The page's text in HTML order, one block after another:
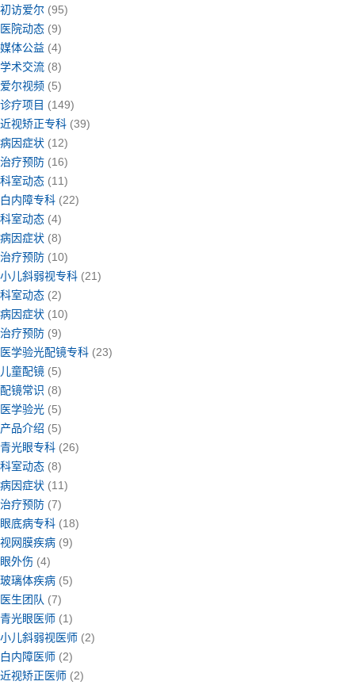
初访爱尔 (95)
医院动态 (9)
媒体公益 (4)
学术交流 (8)
爱尔视频 (5)
诊疗项目 (149)
近视矫正专科 (39)
病因症状 (12)
治疗预防 (16)
科室动态 (11)
白内障专科 (22)
科室动态 (4)
病因症状 (8)
治疗预防 (10)
小儿斜弱视专科 (21)
科室动态 (2)
病因症状 (10)
治疗预防 (9)
医学验光配镜专科 (23)
儿童配镜 (5)
配镜常识 (8)
医学验光 (5)
产品介绍 (5)
青光眼专科 (26)
科室动态 (8)
病因症状 (11)
治疗预防 (7)
眼底病专科 (18)
视网膜疾病 (9)
眼外伤 (4)
玻璃体疾病 (5)
医生团队 (7)
青光眼医师 (1)
小儿斜弱视医师 (2)
白内障医师 (2)
近视矫正医师 (2)